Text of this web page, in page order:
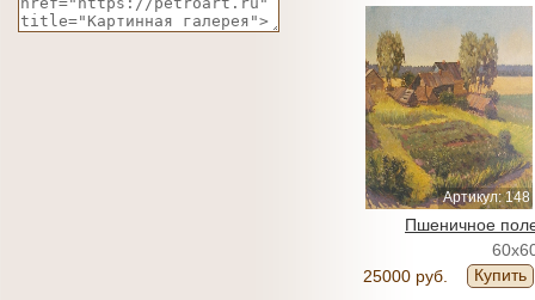
Артикул: 148
Пшеничное
25000 руб.
Купить